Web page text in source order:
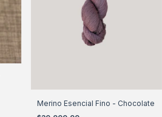
Merino Esencial Fino - Chocolate